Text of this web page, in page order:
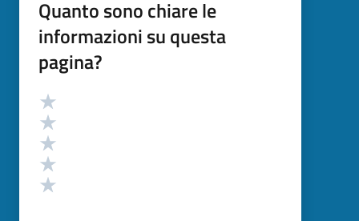
Quanto sono chiare le
informazioni su questa
pagina?
Valutazione